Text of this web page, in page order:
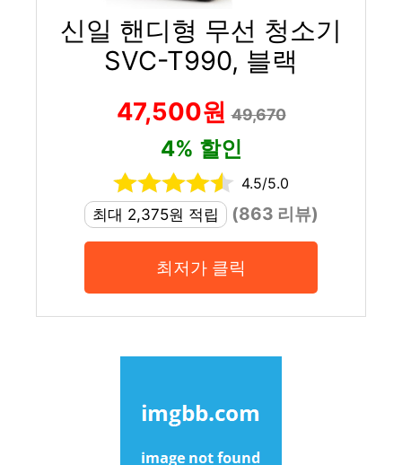
신일 핸디형 무선 청소기
SVC-T990, 블랙
47,500원49,670
4% 할인
4.5/5.0
최대 2,375원 적립
(863 리뷰)
최저가 클릭